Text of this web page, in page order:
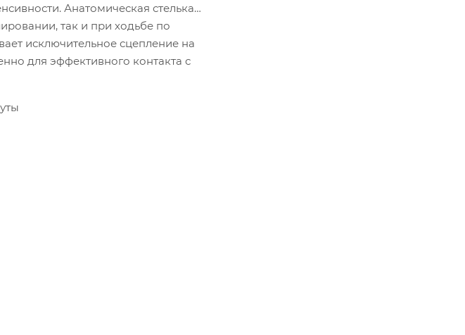
Анатомическая стелька
так и при ходьбе по
исключительное сцепление на
для эффективного контакта с